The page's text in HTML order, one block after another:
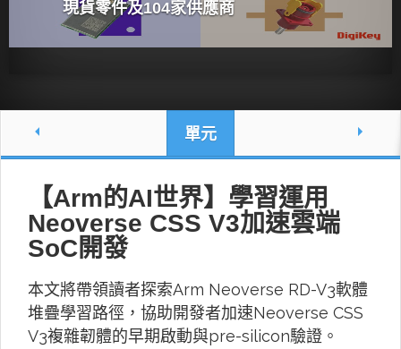
現貨零件及104家供應商
單元
【Arm的AI世界】學習運用
Neoverse CSS V3加速雲端
SoC開發
本文將帶領讀者探索Arm Neoverse RD-V3軟體
堆疊學習路徑，協助開發者加速Neoverse CSS
V3複雜韌體的早期啟動與pre-silicon驗證。